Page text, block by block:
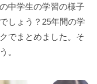
中学生の学習の様子
しょう？25年間の学
でまとめました。そ
。